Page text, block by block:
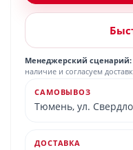
Менеджерский сценарий:
наличие и согласуем
САМОВЫВОЗ
Тюмень, ул.
ДОСТАВКА